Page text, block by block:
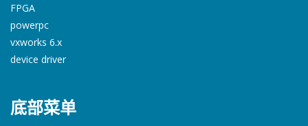
FPGA
powerpc
vxworks 6.x
device driver
底部菜单